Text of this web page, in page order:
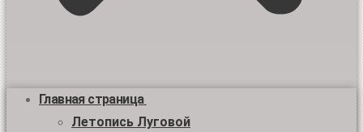
Главная страница
Летопись Луговой